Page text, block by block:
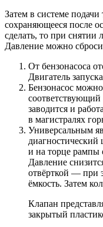
Затем в системе подачи
сохраняющееся после
сделать, то при снятии
Давление можно
От бензонасоса
Двигатель
Бензонасос
заводится и
в магистралях
Универсальным
диагностический
и на торце рампы
Давление
отвёрткой — при
ёмкость. Затем
Клапан
закрытый